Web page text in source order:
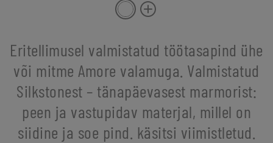
Eritellimusel valmistatud töötasapind ühe
või mitme Amore valamuga. Valmistatud
Silkstonest – tänapäevasest marmorist:
peen ja vastupidav materjal, millel on
siidine ja soe pind. käsitsi viimistletud.